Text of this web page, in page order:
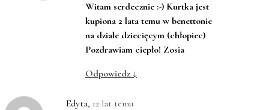
Witam serdecznie :-) Kurtka jest
kupiona 2 lata temu w benettonie
na dziale dziecięcym (chłopiec)
Pozdrawiam ciepło! Zosia
Odpowiedz ↓
Edyta, 12 lat temu